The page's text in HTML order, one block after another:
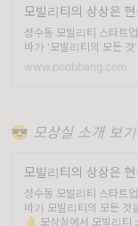
모빌리티의 상상은
성수동 모빌리티 스타트
바가 '모빌리티의 모든 것
www.podbbang.com
😎 모상실 소개 보기
모빌리티의 상상은
성수동 모빌리티 스타트
바가 모빌리티의 모든
🔔 모상실에서 모빌리티